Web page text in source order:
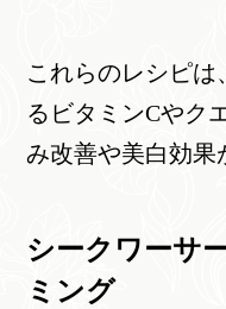
これらのレシピ
るビタミンCやク
み改善や美白効果
シークワーサ
ミング